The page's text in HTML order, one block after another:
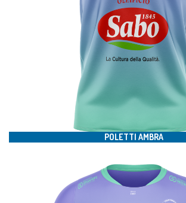
POLETTI AMBRA